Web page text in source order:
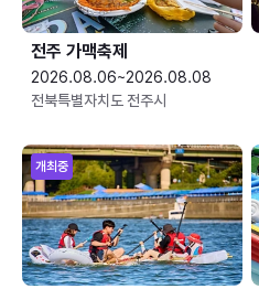
전주 가맥축제
2026.08.06~2026.08.08
전북특별자치도 전주시
개최중